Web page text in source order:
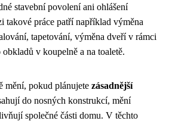
stavební povolení ani ohlášení
takové práce patří například výměna
tapetování, výměna dveří v rámci
v koupelně a na toaletě.
mění, pokud plánujete zásadnější
do nosných konstrukcí, mění
společné části domu. V těchto